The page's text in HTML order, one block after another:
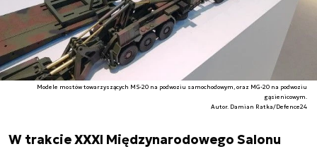
Modele mostów towarzyszących MS-20 na podwoziu samochodowym, oraz MG-20 na podwoziu
gąsienicowym.
Autor. Damian Ratka/Defence24
W trakcie XXXI Międzynarodowego Salonu